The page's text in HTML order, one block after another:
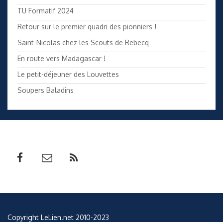
TU Formatif 2024
Retour sur le premier quadri des pionniers !
Saint-Nicolas chez les Scouts de Rebecq
En route vers Madagascar !
Le petit-déjeuner des Louvettes
Soupers Baladins
Copyright LeLien.net 2010-2023